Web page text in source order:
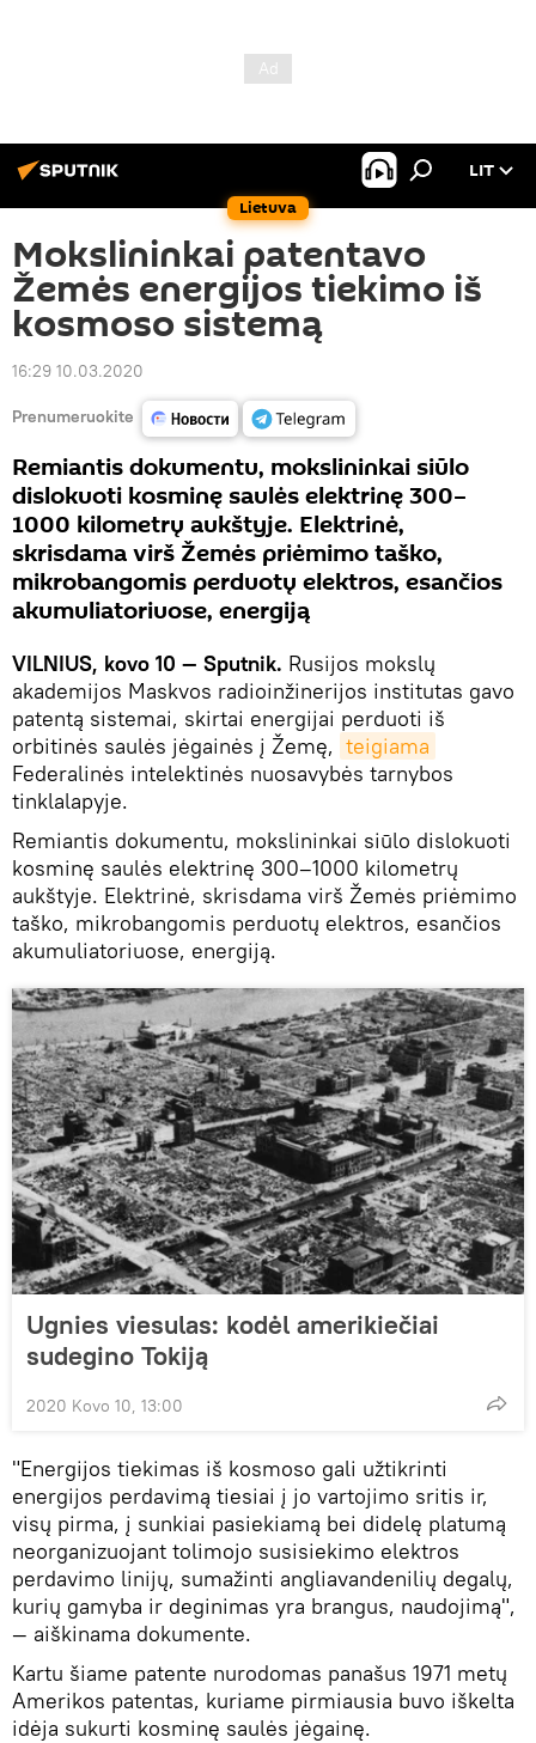
Lietuva
LIT
Mokslininkai patentavo
Žemės energijos tiekimo iš
kosmoso sistemą
16:29 10.03.2020
Prenumeruokite
Remiantis dokumentu, mokslininkai siūlo
dislokuoti kosminę saulės elektrinę 300–
1000 kilometrų aukštyje. Elektrinė,
skrisdama virš Žemės priėmimo taško,
mikrobangomis perduotų elektros, esančios
akumuliatoriuose, energiją
VILNIUS, kovo 10 — Sputnik. Rusijos mokslų
akademijos Maskvos radioinžinerijos institutas gavo
patentą sistemai, skirtai energijai perduoti iš
orbitinės saulės jėgainės į Žemę, teigiama
Federalinės intelektinės nuosavybės tarnybos
tinklalapyje.
Remiantis dokumentu, mokslininkai siūlo dislokuoti
kosminę saulės elektrinę 300–1000 kilometrų
aukštyje. Elektrinė, skrisdama virš Žemės priėmimo
taško, mikrobangomis perduotų elektros, esančios
akumuliatoriuose, energiją.
Ugnies viesulas: kodėl amerikiečiai
sudegino Tokiją
2020 Kovo 10, 13:00
"Energijos tiekimas iš kosmoso gali užtikrinti
energijos perdavimą tiesiai į jo vartojimo sritis ir,
visų pirma, į sunkiai pasiekiamą bei didelę platumą
neorganizuojant tolimojo susisiekimo elektros
perdavimo linijų, sumažinti angliavandenilių degalų,
kurių gamyba ir deginimas yra brangus, naudojimą",
— aiškinama dokumente.
Kartu šiame patente nurodomas panašus 1971 metų
Amerikos patentas, kuriame pirmiausia buvo iškelta
idėja sukurti kosminę saulės jėgainę.